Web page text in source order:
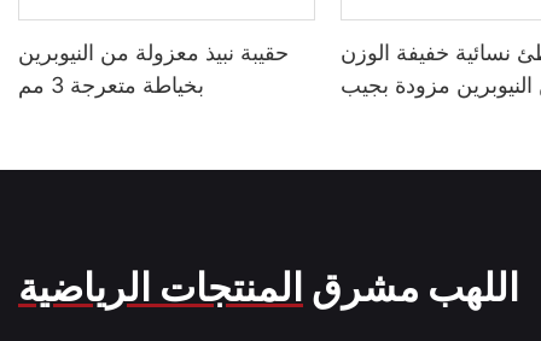
حقيبة نبيذ معزولة من النيوبرين
بخياطة متعرجة 3 مم
نسائية خفيفة الوزن
مزودة بجيب
اللهب مشرق المنتجات الرياضية